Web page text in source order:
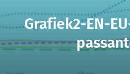
Grafiek2-EN-